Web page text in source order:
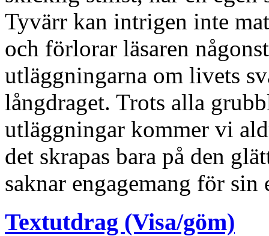
Tyvärr kan intrigen inte
och förlorar läsaren
utläggningarna om livets
långdraget. Trots alla
utläggningar kommer vi
det skrapas bara på den
saknar engagemang för sin
Textutdrag (Visa/göm)